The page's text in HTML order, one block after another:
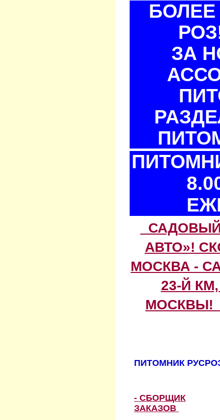
БОЛЕЕ
ЗА
АВТО»!
МОСКВА -
23-Й
МОСКВЫ!
ПИТОМНИК
- СБОРЩИК
ЗАКАЗОВ